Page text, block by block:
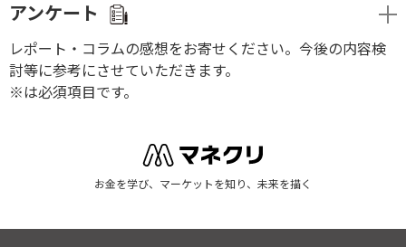
アンケート
レポート・コラムの感想をお寄せください。今後の内容検
討等に参考にさせていただきます。
※は必須項目です。
お金を学び、マーケットを知り、未来を描く